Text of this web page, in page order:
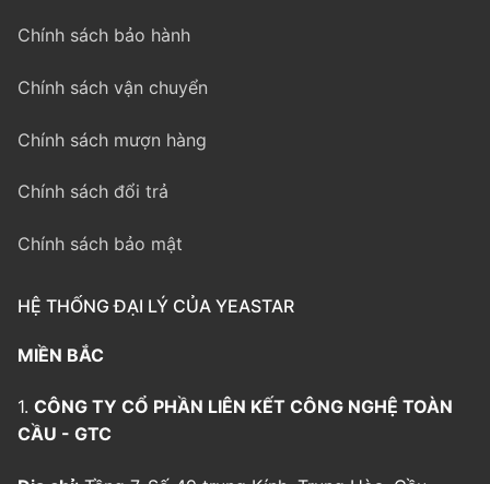
Chính sách bảo hành
Chính sách vận chuyển
Chính sách mượn hàng
Chính sách đổi trả
Chính sách bảo mật
HỆ THỐNG ĐẠI LÝ CỦA YEASTAR
MIỀN BẮC
1. CÔNG TY CỔ PHẦN LIÊN KẾT CÔNG NGHỆ TOÀN
CẦU - GTC